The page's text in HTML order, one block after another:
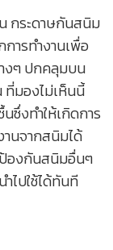
กระดาษกันสนิม
ารทำงานเพื่อ
งๆ ปกคลุมบน
ที่มองไม่เห็นนี้
ซึ่งทำให้เกิดการ
นจากสนิมได้
ป้องกันสนิมอื่นๆ
ไปใช้ได้ทันที